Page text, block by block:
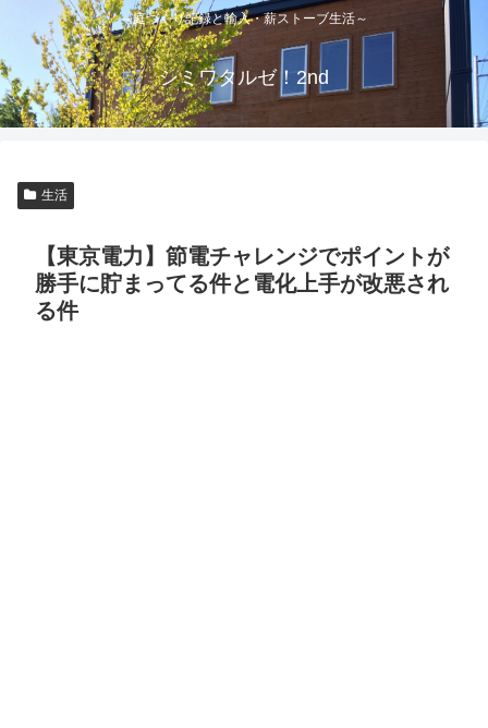
～庭づくり記録と輸入・薪ストーブ生活～
シミワタルゼ！2nd
生活
【東京電力】節電チャレンジでポイントが
勝手に貯まってる件と電化上手が改悪され
る件